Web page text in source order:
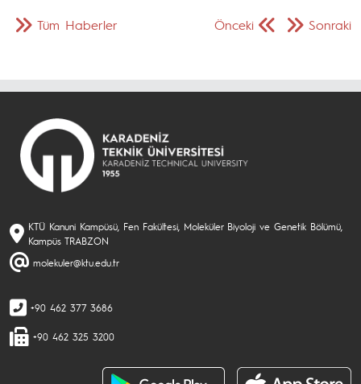
Önceki Sonraki
Tüm Haberler
KTÜ Kanuni Kampüsü, Fen Fakültesi, Moleküler Biyoloji ve Genetik Bölümü,
Kampüs TRABZON
molekuler@ktu.edu.tr
+90 462 377 3686
+90 462 325 3200